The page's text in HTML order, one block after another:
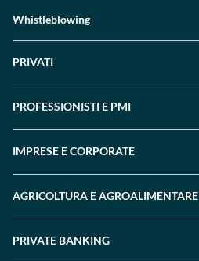
Whistleblowing
PRIVATI
PROFESSIONISTI E PMI
IMPRESE E CORPORATE
AGRICOLTURA E AGROALIMENTARE
PRIVATE BANKING